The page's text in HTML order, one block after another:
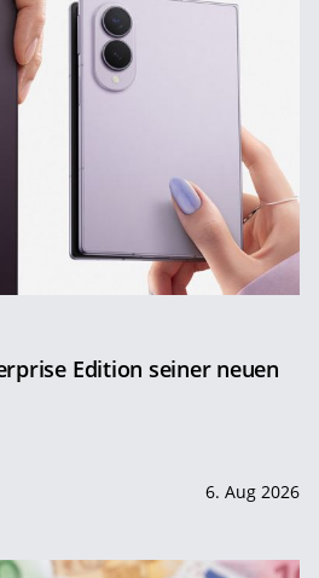
Edition seiner neuen
6. Aug 2026